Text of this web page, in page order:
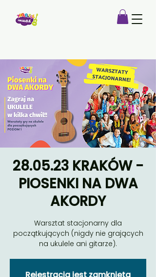
28.05.23 KRAKÓW -
PIOSENKI NA DWA
AKORDY
Warsztat stacjonarny dla
początkujących (nigdy nie grających